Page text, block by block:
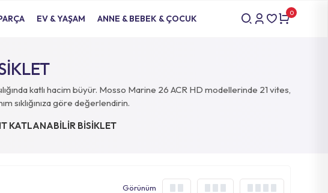
EV & YAŞAM ANNE & BEBEK & ÇOCUK
0
katlı hacim büyür. Mosso Marine 26 ACR HD modellerinde 21 vites,
sıklığınıza göre değerlendirin.
KATLANABİLİR BİSİKLET
Görünüm